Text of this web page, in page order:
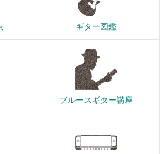
ギター図鑑
ブルースギター講座